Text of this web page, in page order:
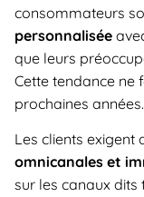
consommateurs
personnalisée
que leurs
Cette tendance ne
prochaines années.
Les clients exigent
omnicanales et
sur les canaux